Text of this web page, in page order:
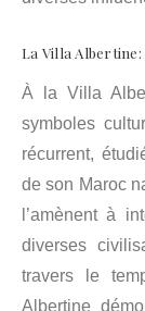
La Villa
À la Villa
symboles
récurrent,
de son Maroc
l’amènent à
diverses
travers le
Albertine